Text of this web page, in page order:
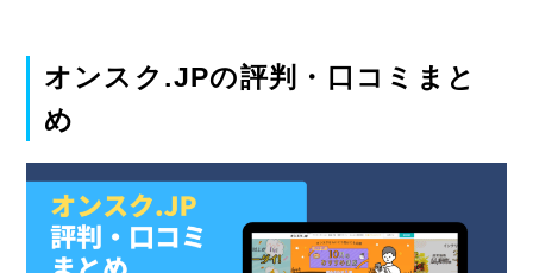
オンスク.JPの評判・口コミまと
め